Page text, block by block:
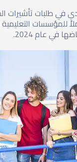
في طلبات تأشيرات
للمؤسسات
في عام 2024.